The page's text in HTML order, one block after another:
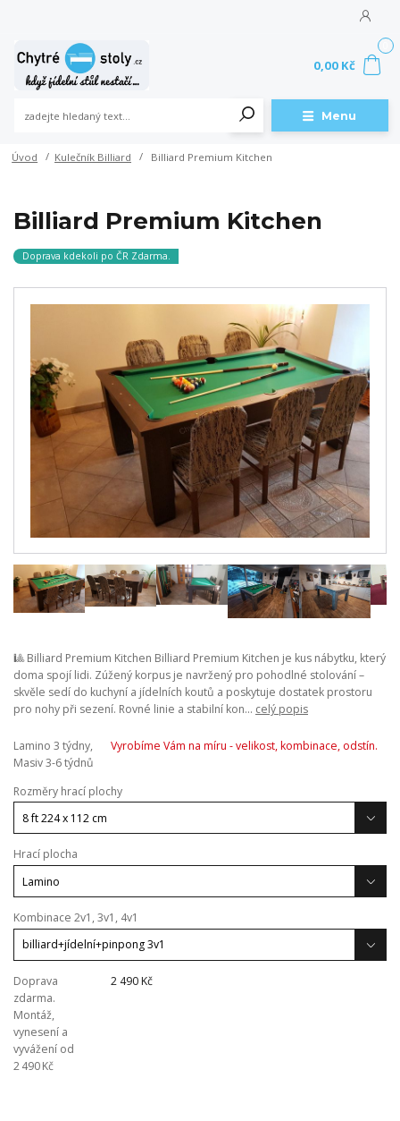
Menu
0,00 Kč
Úvod Kulečník Billiard Billiard Premium Kitchen
Billiard Premium Kitchen
Doprava kdekoli po ČR Zdarma.
🎱 Billiard Premium Kitchen Billiard Premium Kitchen je kus nábytku, který
doma spojí lidi. Zúžený korpus je navržený pro pohodlné stolování –
skvěle sedí do kuchyní a jídelních koutů a poskytuje dostatek prostoru
pro nohy při sezení. Rovné linie a stabilní kon... celý popis
Lamino 3 týdny,
Masiv 3-6 týdnů
Vyrobíme Vám na míru - velikost, kombinace, odstín.
Rozměry hrací plochy
Hrací plocha
Kombinace 2v1, 3v1, 4v1
Doprava
zdarma.
Montáž,
vynesení a
vyvážení od
2 490 Kč
2 490 Kč